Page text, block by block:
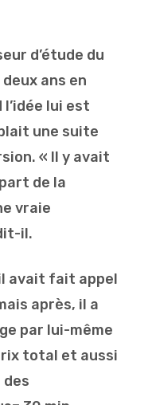
d’étude du
ans en
lui est
une suite
« Il y avait
de la
vraie
il.
avait fait appel
après, il a
par lui-même
total et aussi
des